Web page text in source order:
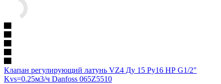
Клапан регулирующий латунь VZ4 Ду 15 Ру16 НР G1/2"
Kvs=0.25м3/ч Danfoss 065Z5510